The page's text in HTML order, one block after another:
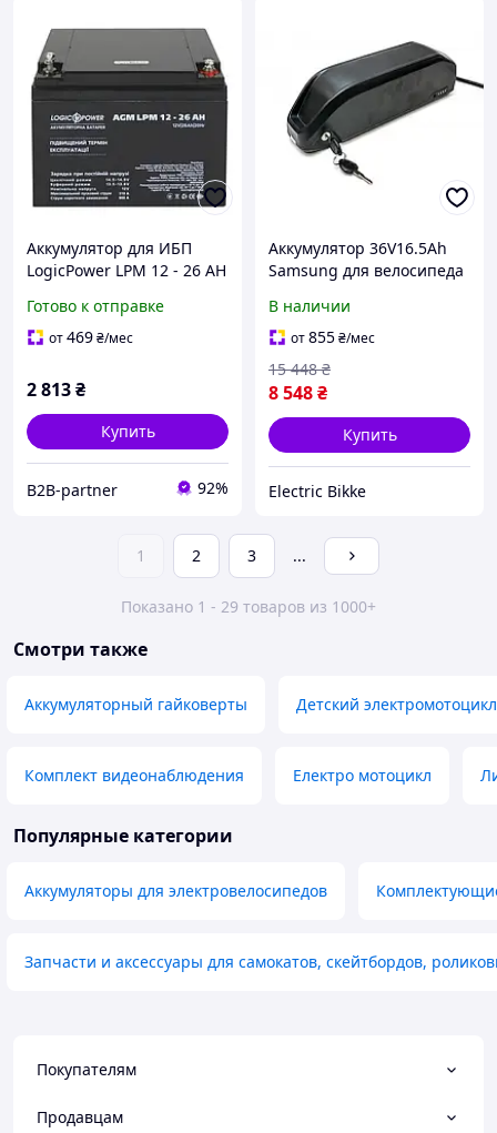
Аккумулятор для ИБП
LogicPower LPM 12 - 26 AH
Готово к отправке
от469₴/мес
2 813₴
Купить
B2B-partner 92%
Аккумулятор 36V16.5Ah
Samsung для велосипеда
В наличии
от855₴/мес
8 548₴
15 448 ₴
Купить
Electric Bikke
1 2 3 ...
Показано 1 - 29 товаров из 1000+
Смотри также
Аккумуляторный гайковерты Детский электромотоцикл
Комплект видеонаблюдения Електро мотоцикл
Популярные категории
Аккумуляторы для электровелосипедов
Запчасти и аксессуары для самокатов, скейтбордов,
Покупателям
Продавцам